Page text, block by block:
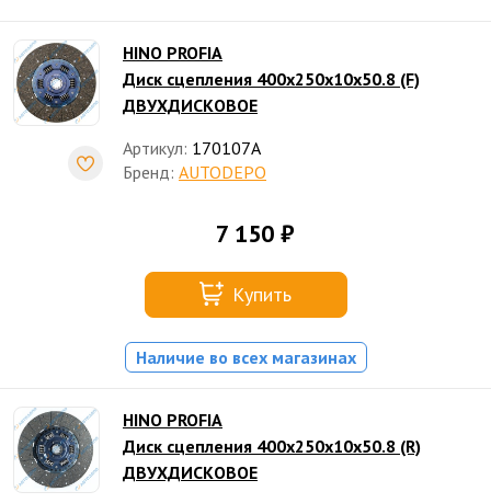
HINO PROFIA
Диск сцепления 400x250x10x50.8 (F)
ДВУХДИСКОВОЕ
Артикул: 170107A
Бренд: AUTODEPO
7 150 ₽
Купить
Наличие во всех магазинах
HINO PROFIA
Диск сцепления 400x250x10x50.8 (R)
ДВУХДИСКОВОЕ